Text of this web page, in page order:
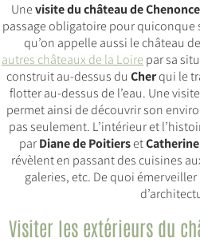
Unevisite du château de
passage obligatoire pour quiconque
qu’on appelle aussi le château
autres châteaux de la Loire par sa
construit au-dessus du Cherqui le
flotter au-dessus de l’eau. Une
permet ainsi de découvrir son
pas seulement. L’intérieur et
parDiane de Poitierset
révèlent en passant des cuisines
galeries, etc. De quoi
Visiter les extérieurs du